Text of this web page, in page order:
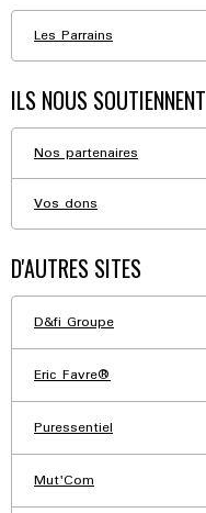
Les Parrains
ILS NOUS SOUTIENNENT
Nos partenaires
Vos dons
D'AUTRES SITES
D&fi Groupe
Eric Favre®
Puressentiel
Mut'Com